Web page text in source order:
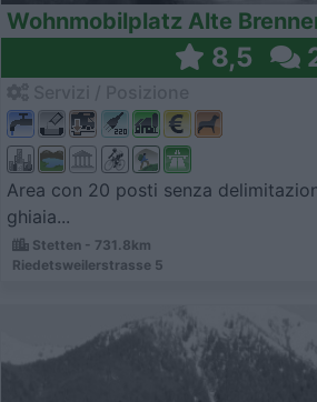
Wohnmobilplatz Alte
8,5
Area con 20 posti senza
ghiaia...
Stetten - 731.8km
Riedetsweilerstrasse 5